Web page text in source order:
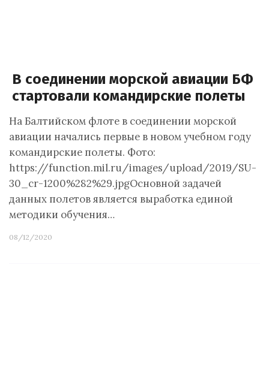
В соединении морской авиации БФ
стартовали командирские полеты
На Балтийском флоте в соединении морской
авиации начались первые в новом учебном году
командирские полеты. Фото:
https://function.mil.ru/images/upload/2019/SU-
30_cr-1200%282%29.jpgОсновной задачей
данных полетов является выработка единой
методики обучения…
08/12/2020